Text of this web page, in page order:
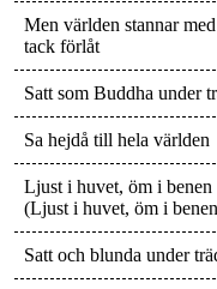
Men världen stannar
tack förlåt
Satt som Buddha under
Sa hejdå till hela världen
Ljust i huvet, öm i benen
(Ljust i huvet, öm i
Satt och blunda under